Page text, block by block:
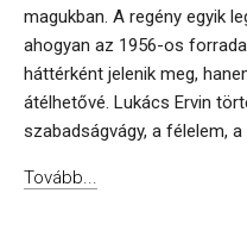
magukban. A regény egyik
ahogyan az 1956-os
háttérként jelenik meg,
átélhetővé. Lukács Ervin
szabadságvágy, a félelem, a
Tovább...